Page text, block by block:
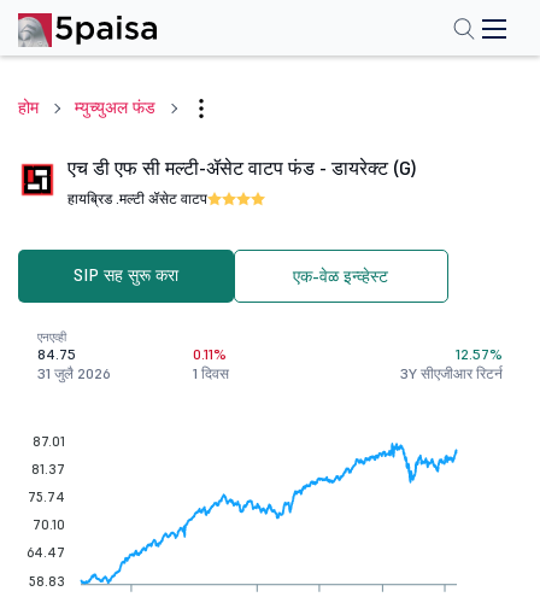
होम म्युच्युअल फंड
एच डी एफ सी मल्टी-ॲसेट वाटप फंड - डायरेक्ट (G)
हायब्रिड .मल्टी ॲसेट वाटप
SIP सह सुरू करा एक-वेळ इन्व्हेस्ट
एनएव्ही
84.75
31 जुलै 2026
0.11%
1 दिवस
12.57%
3Y सीएजीआर रिटर्न
87.01
81.37
75.74
70.10
64.47
58.83